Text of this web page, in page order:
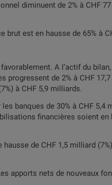
diminuent de 2% à CHF
brut est en hausse de 65% à
A l’actif du
progressent de 2% à CHF
à CHF 5,9 milliards.
banques de 30% à CHF 5,4
financières soient en
de CHF 1,5 milliard
apports nets de nouveaux